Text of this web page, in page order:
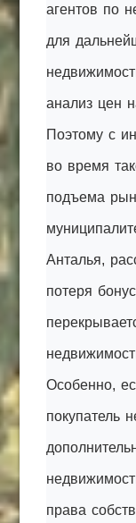
агентов по
для
анализ цен
Поэтому с
во время
подъема
Анталья,
потеря
Особенно,
покупатель
права